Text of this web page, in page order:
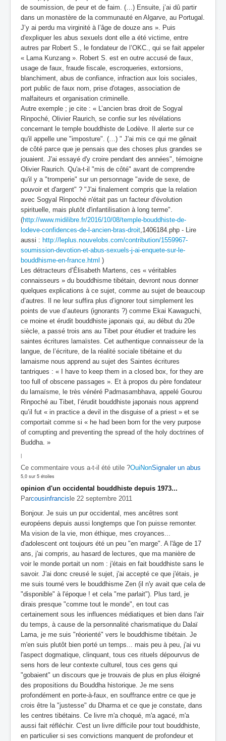
de soumission, de peur et de faim. (…) Ensuite, j’ai dû partir
dans un monastère de la communauté en Algarve, au Portugal.
J’y ai perdu ma virginité à l’âge de douze ans ». Puis
d'expliquer les abus sexuels dont elle a été victime, entre
autres par Robert S., le fondateur de l’OKC., qui se fait appeler
« Lama Kunzang ». Robert S. est en outre accusé de faux,
usage de faux, fraude fiscale, escroqueries, extorsions,
blanchiment, abus de confiance, infraction aux lois sociales,
port public de faux nom, prise d'otages, association de
malfaiteurs et organisation criminelle.
Autre exemple ; je cite : « L’ancien bras droit de Sogyal
Rinpoché, Olivier Raurich, se confie sur les révélations
concernant le temple bouddhiste de Lodève. Il alerte sur ce
qu'il appelle une "imposture". (…) " J'ai mis ce qui me gênait
de côté parce que je pensais que des choses plus grandes se
jouaient. J'ai essayé d'y croire pendant des années", témoigne
Olivier Raurich. Qu'a-t-il "mis de côté" avant de comprendre
qu'il y a "tromperie" sur un personnage "avide de sexe, de
pouvoir et d'argent" ? "J'ai finalement compris que la relation
avec Sogyal Rinpoché n'était pas un facteur d'évolution
spirituelle, mais plutôt d'infantilisation à long terme".
(http://www.midilibre.fr/2016/10/08/temple-bouddhiste-de-
lodeve-confidences-de-l-ancien-bras-droit ,1406184.php - Lire
aussi : http://leplus.nouvelobs.com/contribution/1559967-
soumission-devotion-et-abus-sexuels-j-ai-enquete-sur-le-
bouddhisme-en-france.html )
Les détracteurs d’Élisabeth Martens, ces « véritables
connaisseurs » du bouddhisme tibétain, devront nous donner
quelques explications à ce sujet, comme au sujet de beaucoup
d’autres. Il ne leur suffira plus d’ignorer tout simplement les
points de vue d’auteurs (ignorants ?) comme Ekai Kawaguchi,
ce moine et érudit bouddhiste japonais qui, au début du 20e
siècle, a passé trois ans au Tibet pour étudier et traduire les
saintes écritures lamaïstes. Cet authentique connaisseur de la
langue, de l’écriture, de la réalité sociale tibétaine et du
lamaisme nous apprend au sujet des Saintes écritures
tantriques : « I have to keep them in a closed box, for they are
too full of obscene passages ». Et à propos du père fondateur
du lamaïsme, le très vénéré Padmasambhava, appelé Gourou
Rinpoché au Tibet, l’érudit bouddhiste japonais nous apprend
qu’il fut « in practice a devil in the disguise of a priest » et se
comportait comme si « he had been born for the very purpose
of corrupting and preventing the spread of the holy doctrines of
Buddha. »
|
Ce commentaire vous a-t-il été utile ?OuiNonSignaler un abus
5,0 sur 5 étoiles
opinion d'un occidental bouddhiste depuis 1973...
Parcousinfrancisle 22 septembre 2011
Bonjour. Je suis un pur occidental, mes ancêtres sont
européens depuis aussi longtemps que l'on puisse remonter.
Ma vision de la vie, mon éthique, mes croyances...
d'adolescent ont toujours été un peu "en marge". A l'âge de 17
ans, j'ai compris, au hasard de lectures, que ma manière de
voir le monde portait un nom : j'étais en fait bouddhiste sans le
savoir. J'ai donc creusé le sujet, j'ai accepté ce que j'étais, je
me suis tourné vers le bouddhisme Zen (il n'y avait que cela de
"disponible" à l'époque ! et cela "me parlait"). Plus tard, je
dirais presque "comme tout le monde", en tout cas
certainement sous les influences médiatiques et bien dans l'air
du temps, à cause de la personnalité charismatique du Dalaï
Lama, je me suis "réorienté" vers le bouddhisme tibétain. Je
m'en suis plutôt bien porté un temps... mais peu à peu, j'ai vu
l'aspect dogmatique, clinquant, tous ces rituels dépourvus de
sens hors de leur contexte culturel, tous ces gens qui
"gobaient" un discours que je trouvais de plus en plus éloigné
des propositions du Bouddha historique. Je me sens
profondément en porte-à-faux, en souffrance entre ce que je
crois être la "justesse" du Dharma et ce que je constate, dans
les centres tibétains. Ce livre m'a choqué, m'a agacé, m'a
aussi fait réfléchir. C'est un livre difficile pour tout bouddhiste,
en particulier si ses convictions manquent de profondeur et